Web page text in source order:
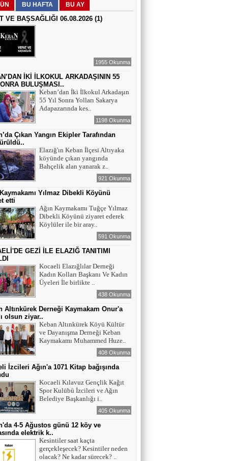
ŞAİR : SELAMİ DOLU
ŞİİRLERİN HER SATIRINDA SEN VARSIN
EĞİTİMCİ - YAZAR : MEHMET
YILMAZ
HIZIR VE İLYAS: UMUDUN, BEREKETİN
VE YENİDEN DOĞUŞUN BULUŞMASI
EĞİTİMCİ - ŞAİR - YAZAR : SÜNDÜS
ARSLAN AKÇA
SUÇ SAMUR KÜRK OLSA
AZERBAYCANLI GAZETECİ-YAZAR
GUNAY RZAYEVA
Maral Rahmanzadeh - Azerbaycan'ın İlk
YAZAR - AV. ALİ DEMİR
TUTUKLAMA KARARI
YAZAR-ŞAİR MİRAÇ DOĞAN
Mavi Işık İnsanları
EĞİTİMCİ-YAZAR TUNER
YERLİKAYA
ENGELLİ İNSANLARIN ENGELLİ
YERİNE FAZLA BAKMAK
EĞİTİMCİ - YAZAR : MİDRAN YOKUŞ
DİKİLİ TAŞLAR - 8
BU HAFTA BU AY
VE BAŞSAĞLIĞI 06.08.2026 (1)
1955 Okunma
İKİ İLKOKUL ARKADAŞININ 55
BULUŞMASI..
Keban’dan İki İlkokul Arkadaşın
55 Yıl Sonra Yolları Sakarya
Adapazarında kes..
1198 Okunma
Çıkan Yangın Ekipler Tarafından
Elazığ'ın Keban İlçesi Altıyaka
köyünde çıkan yangında
Bahçelik alan yanarak z..
921 Okunma
Yılmaz Dibekli Köyünü
etti
Ağın Kaymakamı Tuğçe Yılmaz
Dibekli Köyünü ziyaret ederek
Köylüler ile bir aray..
591 Okunma
GEZİ İLE ELAZIĞ TANITIMI
Kocaeli Elazığlılar Derneği
Kadın Kolları Başkanı Ve Kadın
Üyeleri İle birlikte ..
438 Okunma
Altınkürek Derneği Kaymakam Onur'a
olsun ziyar..
Keban Altınkürek Köyü Kültür
ve Dayanışma Derneği Keban
Kaymakamı Muhammed Huze..
408 Okunma
İzcileri Ağın'a 1071 Kitap bağışında
Kocaeli Kılavuz Gençlik Kağıt
Spor Kulübü İzcileri ve Ağın
Belediye Başkanlığı i..
405 Okunma
4-5 Ağustos günü 12 köy ve
elektrik k..
Kesintiler saat kaçta
gerçekleşecek? Kesintiler neden
olacak? Ne kadar sürecek? ..